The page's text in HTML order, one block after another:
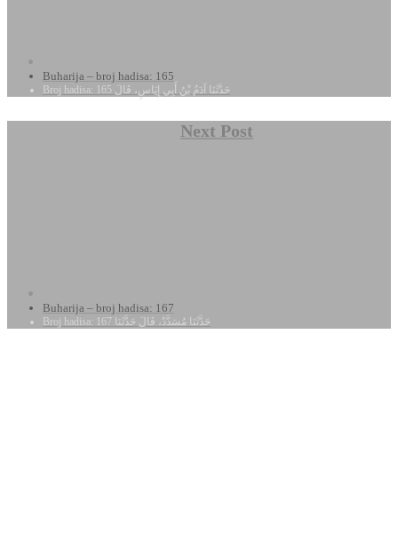
Buharija – broj hadisa: 165
Broj hadisa: 165 حَدَّثَنَا آدَمُ بْنُ أَبِي إِيَاسٍ، قَالَ
Next Post
Buharija – broj hadisa: 167
Broj hadisa: 167 حَدَّثَنَا مُسَدَّدٌ، قَالَ حَدَّثَنَا